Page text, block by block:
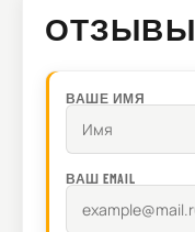
ОТЗЫВЫ
ВАШЕ ИМЯ
ВАШ EMAIL